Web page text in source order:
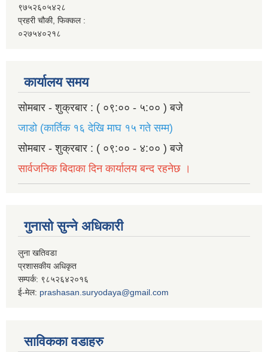
९७५२६०५४२८
प्रहरी चौकी, फिक्कल :
०२७५४०२१८
कार्यालय समय
सोमबार - शुक्रबार : ( ०९:०० - ५:०० ) बजे
जाडो (कार्तिक १६ देखि माघ १५ गते सम्म)
सोमबार - शुक्रबार : ( ०९:०० - ४:०० ) बजे
सार्वजनिक बिदाका दिन कार्यालय बन्द रहनेछ ।
गुनासो सुन्ने अधिकारी
लुना खतिवडा
प्रशासकीय अधिकृत
सम्पर्क: ९८५२६४२०१६
ई-मेल: prashasan.suryodaya@gmail.com
साविकका वडाहरु